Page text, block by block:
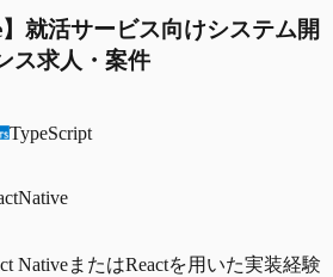
】就活サービス向けシステム開
ス求人・案件
TypeScript
NativeまたはReactを用いた実装経験